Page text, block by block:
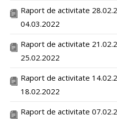
Raport de activitate
04.03.2022
Raport de activitate
25.02.2022
Raport de activitate
18.02.2022
Raport de activitate